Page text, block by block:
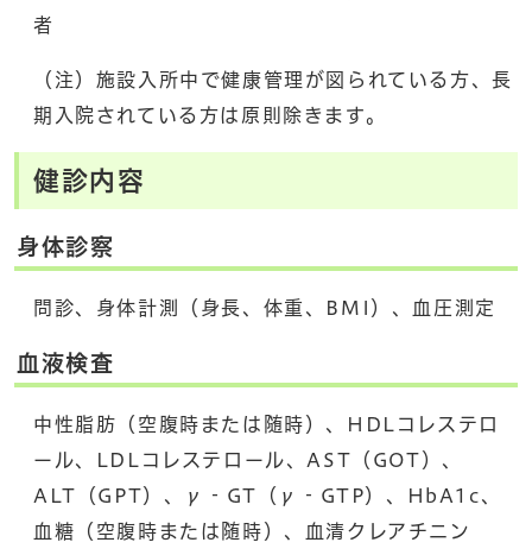
者
（注）施設入所中で健康管理が図られている方、長
期入院されている方は原則除きます。
健診内容
身体診察
問診、身体計測（身長、体重、BMI）、血圧測定
血液検査
中性脂肪（空腹時または随時）、HDLコレステロ
ール、LDLコレステロール、AST（GOT）、
ALT（GPT）、γ‐GT（γ‐GTP）、HbA1c、
血糖（空腹時または随時）、血清クレアチニン